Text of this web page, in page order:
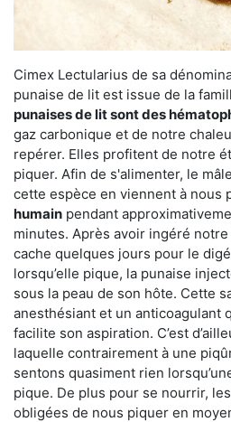
Cimex Lectularius de sa
punaise de lit est issue de la
punaises de lit sont des
gaz carbonique et de notre
repérer. Elles profitent de notre
piquer. Afin de s'alimenter, le
cette espèce en viennent à nous
humain pendant
minutes. Après avoir ingéré
cache quelques jours pour le
lorsqu’elle pique, la punaise
sous la peau de son hôte. Cette
anesthésiant et un anticoagulant
facilite son aspiration. C’est
laquelle contrairement à une
sentons quasiment rien
pique. De plus pour se nourrir,
obligées de nous piquer en